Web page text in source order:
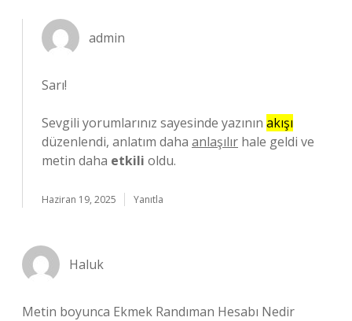
admin
Sarı!
Sevgili yorumlarınız sayesinde yazının akışı
düzenlendi, anlatım daha anlaşılır hale geldi ve
metin daha etkili oldu.
Haziran 19, 2025 Yanıtla
Haluk
Metin boyunca Ekmek Randıman Hesabı Nedir